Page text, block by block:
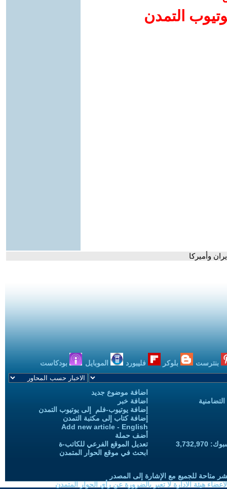
التمدن
بنترست بلوكر فليبورد الموبايل بودكاست
اضافة موضوع جديد
اضافة خبر
إضافة يوتيوب-فلم إلى يوتيوب التمدن
إضافة كتاب إلى مكتبة التمدن
Add new article - English
أضف حملة
تعديل الموقع الفرعي للكاتب-ة
ابحث في موقع الحوار المتمدن
متاحة للجميع مع الإشارة إلى المصدر
هيئة الادارة لا تعبر بالضرورة عن رأي الحوار المتمدن